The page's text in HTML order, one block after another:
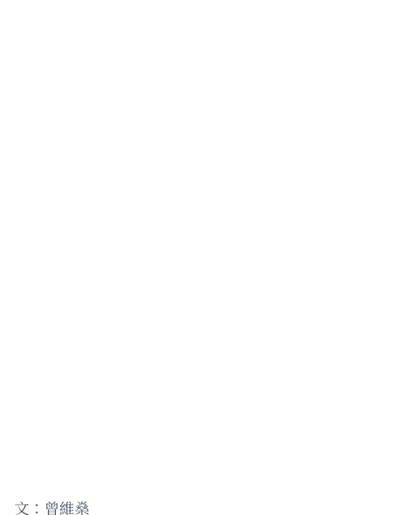
文：曾維燊